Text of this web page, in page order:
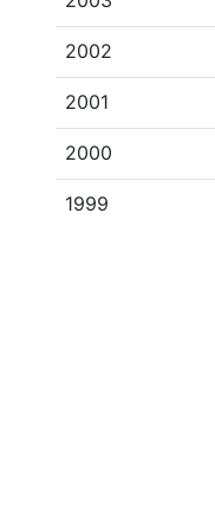
2002
2001
2000
1999